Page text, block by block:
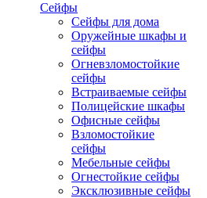
Сейфы
Сейфы для дома
Оружейные шкафы и
сейфы
Огневзломостойкие
сейфы
Встраиваемые сейфы
Полицейские шкафы
Офисные сейфы
Взломостойкие
сейфы
Мебельные сейфы
Огнестойкие сейфы
Эксклюзивные сейфы